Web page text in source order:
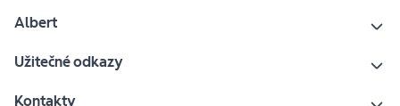
Albert
Užitečné odkazy
Kontakty